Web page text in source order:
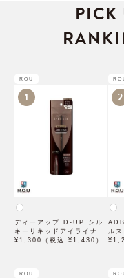
PICK
ROU
1
ディーアップ D-UP シル
キーリキッドアイライナー
WP ブラウンブラック
¥1,300（税込 ¥1,430）
2
ル
ロ
ROU